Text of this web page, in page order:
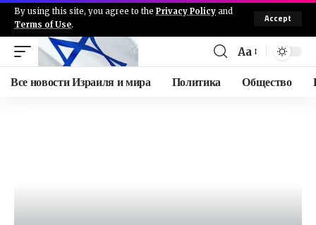
By using this site, you agree to the Privacy Policy and
Terms of Use.
Accept
Aa
Все новости Израиля и мира Политика Общество